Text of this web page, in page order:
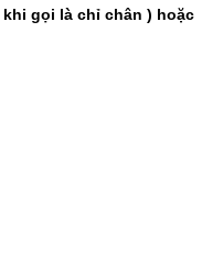
gọi là chỉ chân ) hoặc